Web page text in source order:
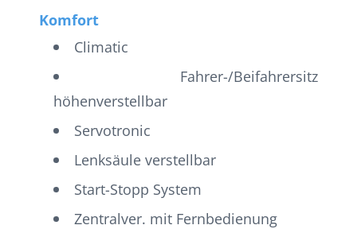
Komfort
Climatic
Fahrer-/Beifahrersitz
höhenverstellbar
Servotronic
Lenksäule verstellbar
Start-Stopp System
Zentralver. mit Fernbedienung